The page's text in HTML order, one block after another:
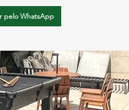
pelo WhatsApp